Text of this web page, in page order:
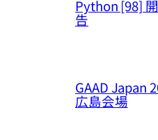
Python [98]
告
GAAD Japan
広島会場